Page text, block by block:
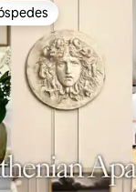
mais apreciados